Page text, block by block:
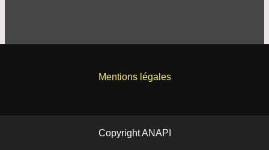
Mentions légales
Copyright ANAPI